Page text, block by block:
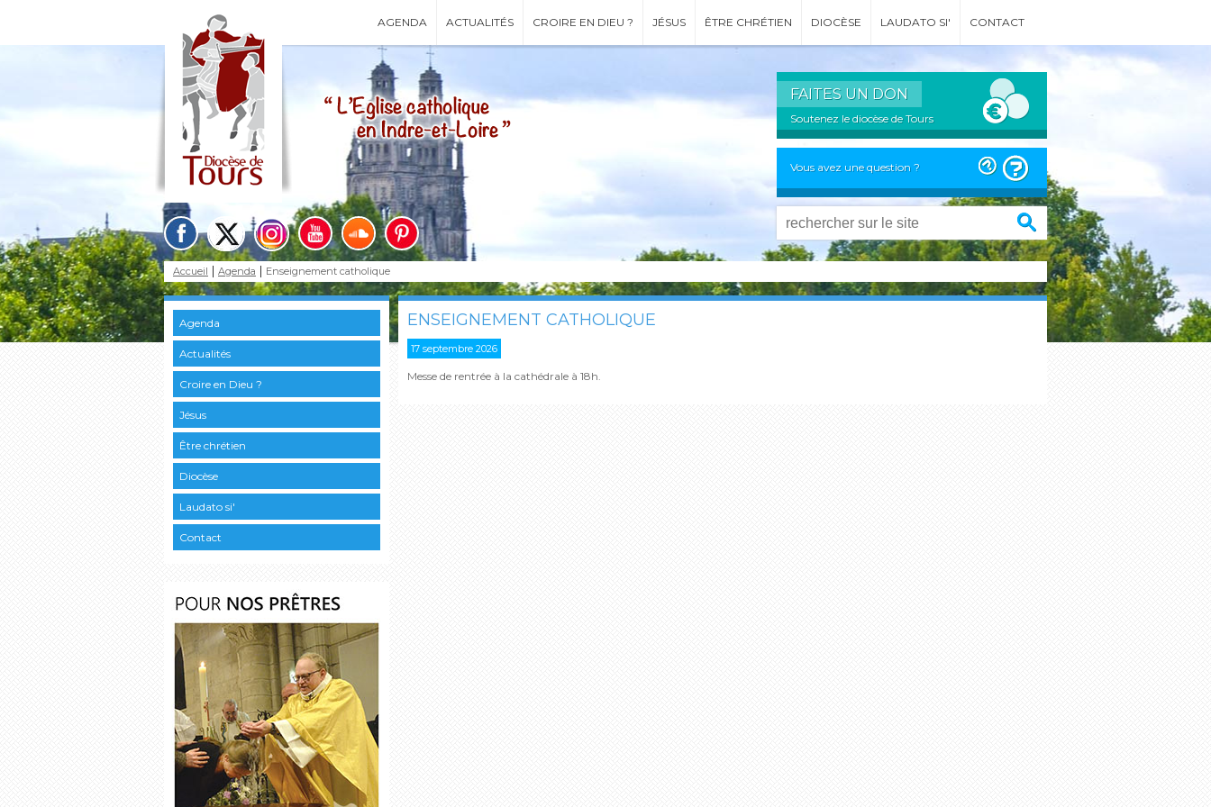
AGENDA ACTUALITÉS CROIRE EN DIEU ? JÉSUS ÊTRE CHRÉTIEN DIOCÈSE LAUDATO SI' CONTACT
FAITES UN DON
Soutenez le diocèse de Tours
Vous avez une question ?
Accueil Agenda Enseignement catholique
Agenda
Actualités
Croire en Dieu ?
Jésus
Être chrétien
Diocèse
Laudato si'
Contact
ENSEIGNEMENT CATHOLIQUE
17 septembre 2026
Messe de rentrée à la cathédrale à 18h.